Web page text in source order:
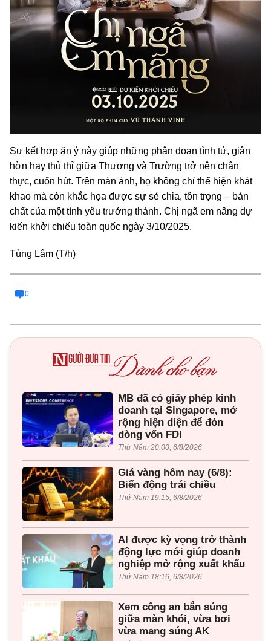
Sự kết hợp ăn ý này giúp những phân đoạn tình tứ, giận
hờn hay thủ thỉ giữa Thương và Trường trở nên chân
thực, cuốn hút. Trên màn ảnh, họ không chỉ thể hiện khát
khao mà còn khắc họa được sự sẻ chia, tôn trọng – bản
chất của một tình yêu trưởng thành. Chị ngã em nâng dự
kiến khởi chiếu toàn quốc ngày 3/10/2025.
Tùng Lâm (T/h)
0
MB đã có giấy phép kinh
doanh tại Singapore, mở
rộng hiện diện để đón
dòng vốn FDI
Thứ Năm 20:00, 6/8/2026
Giá vàng hôm nay (6/8):
Biến động trái chiều
Thứ Năm 19:15, 6/8/2026
AI được kỳ vọng trở thành
động lực mới giúp doanh
nghiệp mở rộng xuất khẩu
Thứ Năm 18:16, 6/8/2026
Xem công an bắn súng
giữa màn khói, vừa bơi
vừa mang súng AK